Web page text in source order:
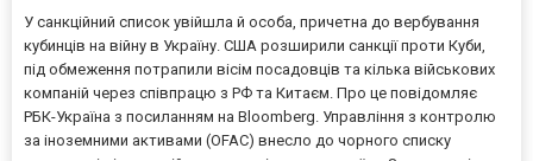
У санкційний список увійшла й особа, причетна до вербування
кубинців на війну в Україну. США розширили санкції проти Куби,
під обмеження потрапили вісім посадовців та кілька військових
компаній через співпрацю з РФ та Китаєм. Про це повідомляє
РБК-Україна з посиланням на Bloomberg. Управління з контролю
за іноземними активами (OFAC) внесло до чорного списку